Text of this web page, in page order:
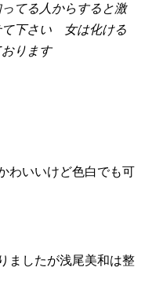
てる人からすると激
下さい 女は化ける
ります
わいいけど色白でも可
ましたが浅尾美和は整